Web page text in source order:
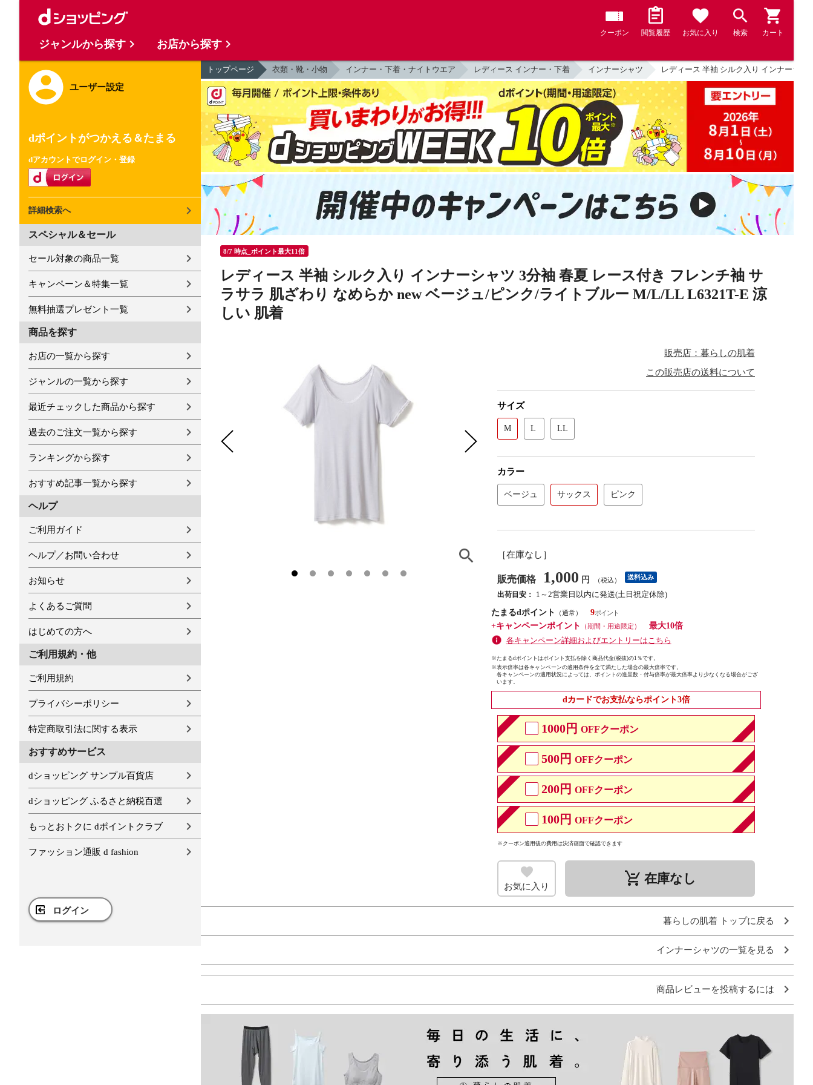
クーポン 閲覧履歴 お気に入り 検索 カート
ユーザー設定
dポイントがつかえる＆たまる
dアカウントでログイン・登録
詳細検索へ
スペシャル＆セール
セール対象の商品一覧
キャンペーン＆特集一覧
無料抽選プレゼント一覧
商品を探す
お店の一覧から探す
ジャンルの一覧から探す
最近チェックした商品から探す
過去のご注文一覧から探す
ランキングから探す
おすすめ記事一覧から探す
ヘルプ
ご利用ガイド
ヘルプ／お問い合わせ
お知らせ
よくあるご質問
はじめての方へ
ご利用規約・他
ご利用規約
プライバシーポリシー
特定商取引法に関する表示
おすすめサービス
dショッピング サンプル百貨店
dショッピング ふるさと納税百選
もっとおトクに dポイントクラブ
ファッション通販 d fashion
ログイン
トップページ 衣類・靴・小物 インナー・下着・ナイトウエア レディース インナー・下着 インナーシャツ レディース 半袖 シルク入り インナーシ
8/7 時点_ポイント最大11倍
レディース 半袖 シルク入り インナーシャツ 3分袖 春夏 レース付き フレンチ袖 サ
ラサラ 肌ざわり なめらか new ベージュ/ピンク/ライトブルー M/L/LL L6321T-E 涼
しい 肌着
販売店：暮らしの肌着
この販売店の送料について
サイズ
M L LL
カラー
ベージュ サックス ピンク
［在庫なし］
販売価格 1,000 円 （税込） 送料込み
出荷目安：
1～2営業日以内に発送(土日祝定休除)
たまるdポイント
（通常）
9
+キャンペーンポイント
（期間・用途限定）
最大10倍
各キャンペーン詳細およびエントリーはこちら
※たまるdポイントはポイント支払を除く商品代金(税抜)の1％です。
※表示倍率は各キャンペーンの適用条件を全て満たした場合の最大倍率です。
各キャンペーンの適用状況によっては、ポイントの進呈数・付与倍率が最大倍率より少なくなる場合がござ
います。
dカードでお支払ならポイント3倍
1000円 OFFクーポン
500円 OFFクーポン
200円 OFFクーポン
100円 OFFクーポン
※クーポン適用後の費用は決済画面で確認できます
お気に入り remove_shopping_cart 在庫なし
暮らしの肌着 トップに戻る
インナーシャツの一覧を見る
商品レビューを投稿するには
ジャンルから探す お店から探す